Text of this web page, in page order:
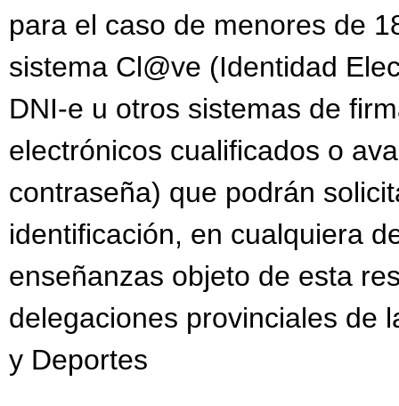
para el caso de menores de
sistema Cl@ve (Identidad
DNI-e u otros sistemas de
electrónicos cualificados o
contraseña) que podrán
identificación, en cualquiera
enseñanzas objeto de esta
delegaciones provinciales de
y Deportes